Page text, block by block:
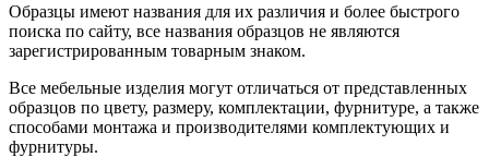
Образцы имеют названия для их различия и более быстрого
поиска по сайту, все названия образцов не являются
зарегистрированным товарным знаком.
Все мебельные изделия могут отличаться от представленных
образцов по цвету, размеру, комплектации, фурнитуре, а также
способами монтажа и производителями комплектующих и
фурнитуры.